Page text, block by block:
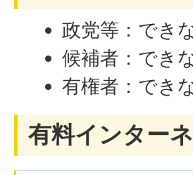
政党等：でき
候補者：でき
有権者：でき
有料インター